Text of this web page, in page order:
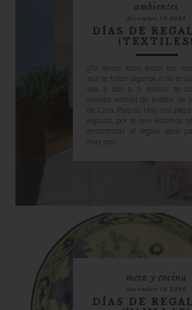
ambientes
december 19 2024
DÍAS DE
¡TEXTILES!
¿Ya tienes listos todos tus
aún te faltan algunos o no te
vas a dar a ti mismo, te
nuestra wishlist de textiles de
de Casa Palacio. Hay una
espacio, por lo que estamos
encontrarás el regalo ideal
muy esp...
mesa y cocina
december 18 2024
DÍAS DE